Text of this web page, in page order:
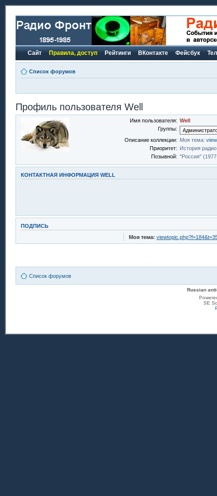
Сайт Правила, доступ Рейтинги ВКонтакте Фейсбук
Список форумов
Профиль пользователя Well
Имя пользователя: Well
Группы:
Описание коллекции: Моя тема:
Приоритет: История
Позывной: "Россия"
КОНТАКТНАЯ ИНФОРМАЦИЯ WELL
ПОДПИСЬ
Моя тема:
Список форумов
Russian
SE